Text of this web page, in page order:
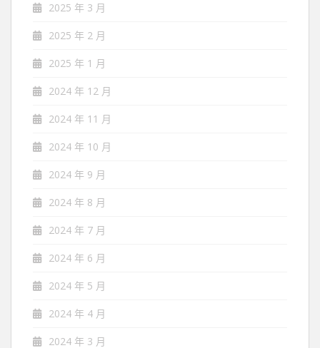
2025 年 3 月
2025 年 2 月
2025 年 1 月
2024 年 12 月
2024 年 11 月
2024 年 10 月
2024 年 9 月
2024 年 8 月
2024 年 7 月
2024 年 6 月
2024 年 5 月
2024 年 4 月
2024 年 3 月